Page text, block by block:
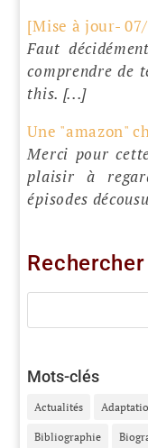
[Mise à jour-
Faut
comprendre de
this. [...]
Une "amazon"
Merci pour
plaisir à
épisodes
Mots-clés
Actualités
Bibliographie